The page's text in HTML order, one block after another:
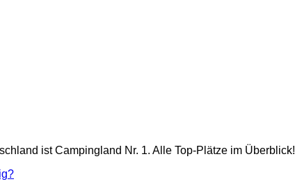
ist Campingland Nr. 1. Alle Top-Plätze im Überblick!